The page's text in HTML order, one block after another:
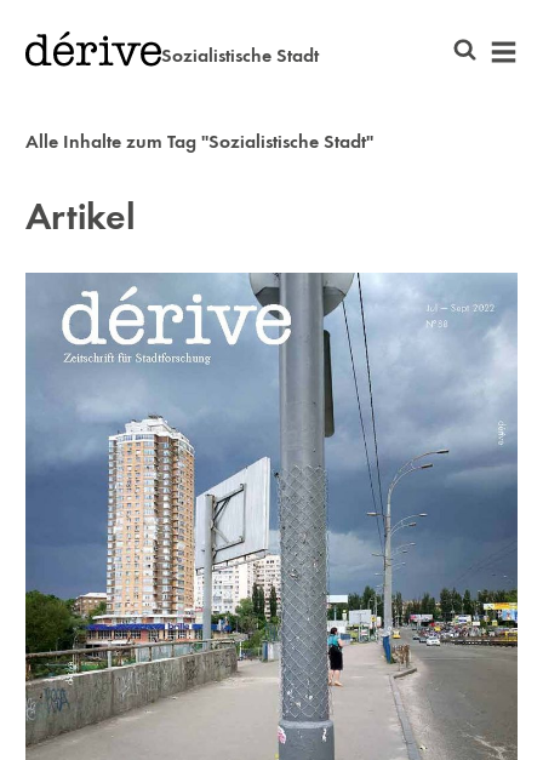
Sozialistische Stadt
Alle Inhalte zum Tag "Sozialistische Stadt"
Artikel